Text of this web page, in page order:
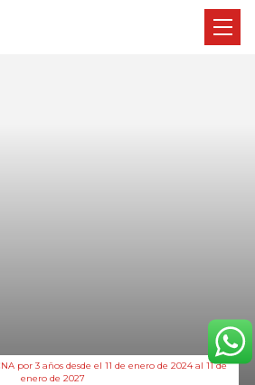
por 3 años desde el 11 de enero de 2024 al 11 de
enero de 2027